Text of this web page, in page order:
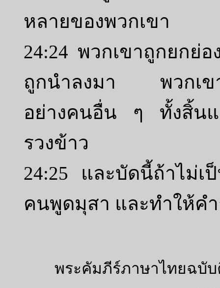
หลายของพวกเขา
24:24 พวกเขาถูกยกย่
ถูกนำลงมา พวกเขา
อย่างคนอื่น ๆ ทั้งสิ้นแ
รวงข้าว
24:25 และบัดนี้ถ้าไม่เ
คนพูดมุสา และทำให้ค
พระคัมภีร์ภาษาไทยฉบับ